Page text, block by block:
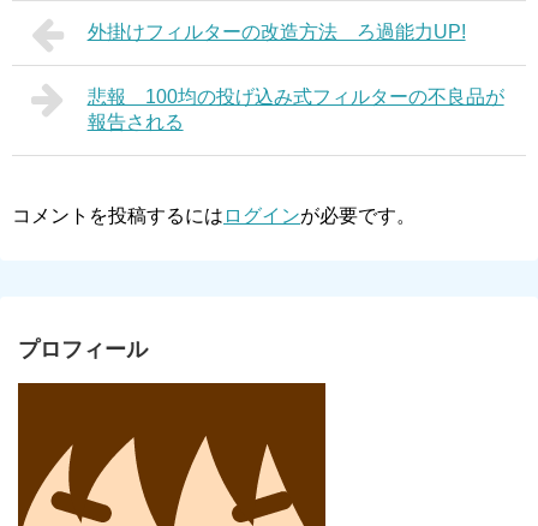
外掛けフィルターの改造方法 ろ過能力UP!
悲報 100均の投げ込み式フィルターの不良品が
報告される
コメントを投稿するには ログインが必要です。
プロフィール